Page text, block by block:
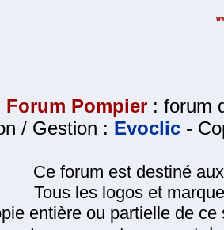
Forum Pompier : forum
/ Gestion : Evoclic -
Ce forum est destiné
Tous les logos et
entière ou partielle de